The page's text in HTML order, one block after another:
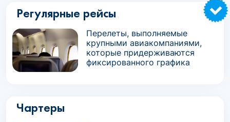
Регулярные рейсы
Перелеты, выполняемые
крупными авиакомпаниями,
которые придерживаются
фиксированного графика
Чартеры